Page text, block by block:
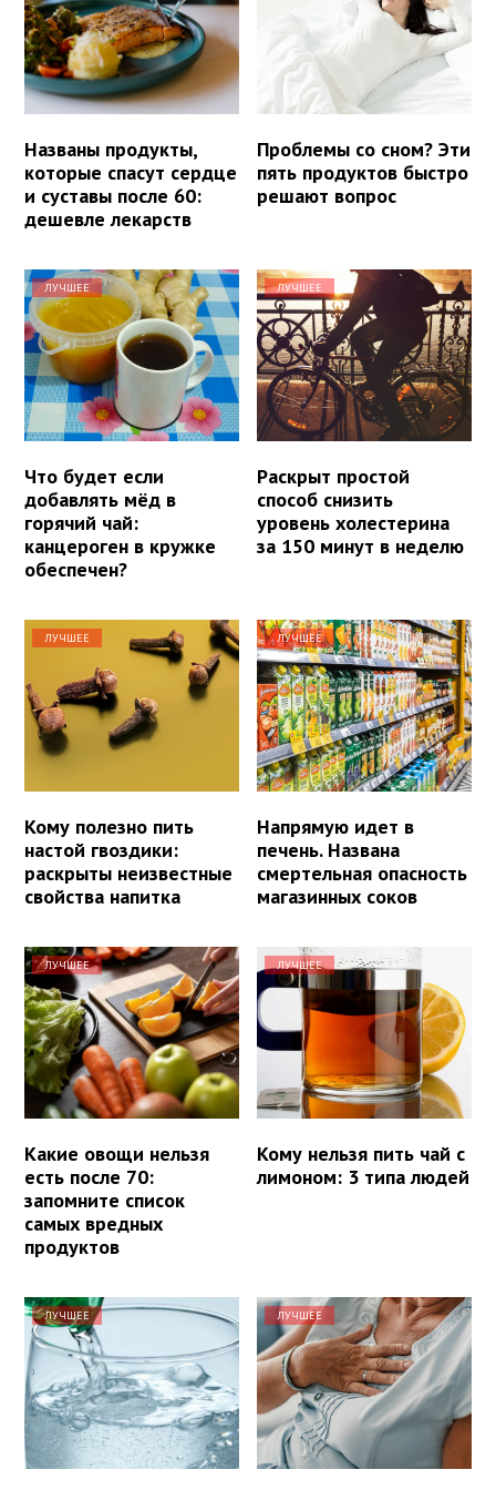
Названы продукты,
которые спасут сердце
и суставы после 60:
дешевле лекарств
Проблемы со сном? Эти
пять продуктов быстро
решают вопрос
ЛУЧШЕЕ
Что будет если
добавлять мёд в
горячий чай:
канцероген в кружке
обеспечен?
ЛУЧШЕЕ
Раскрыт простой
способ снизить
уровень холестерина
за 150 минут в неделю
ЛУЧШЕЕ
Кому полезно пить
настой гвоздики:
раскрыты неизвестные
свойства напитка
ЛУЧШЕЕ
Напрямую идет в
печень. Названа
смертельная опасность
магазинных соков
ЛУЧШЕЕ
Какие овощи нельзя
есть после 70:
запомните список
самых вредных
продуктов
ЛУЧШЕЕ
Кому нельзя пить чай с
лимоном: 3 типа людей
ЛУЧШЕЕ ЛУЧШЕЕ